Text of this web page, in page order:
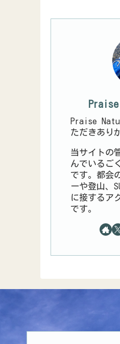
Praise
ただきあり
当サイトの
んでいるご
です。都会
ーや登山、
に接するア
です。